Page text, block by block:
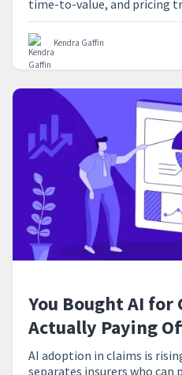
time-to-value, and pricing
Kendra Gaffin
You Bought AI for
Actually Paying
AI adoption in claims is
separates insurers who